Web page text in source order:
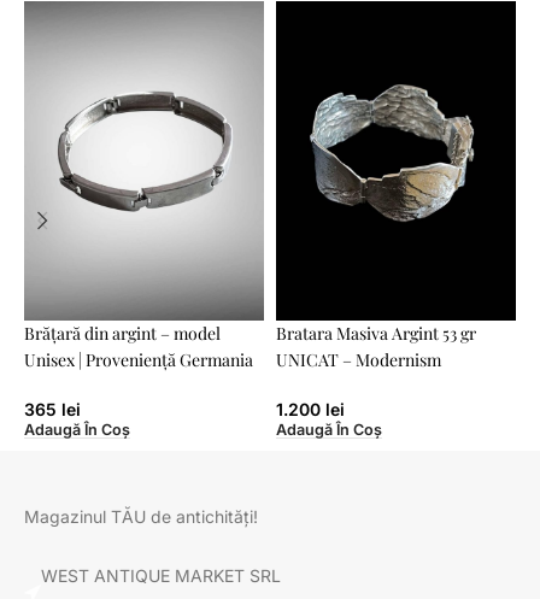
Brățară din argint – model
Unisex | Proveniență Germania
365 lei
Adaugă În Coș
Bratara Masiva Argint 53 gr
UNICAT – Modernism
1.200 lei
Adaugă În Coș
Magazinul TĂU de antichități!
WEST ANTIQUE MARKET SRL